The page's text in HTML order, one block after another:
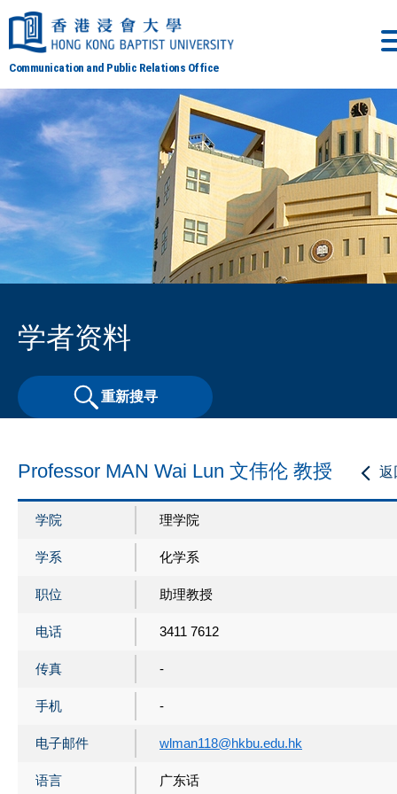
Communication and Public Relations Office
学者资料
重新搜寻
返
Professor MAN Wai Lun 文伟伦 教授
学院 理学院
学系 化学系
职位 助理教授
电话 3411 7612
传真 -
手机 -
电子邮件 wlman118@hkbu.edu.hk
语言 广东话